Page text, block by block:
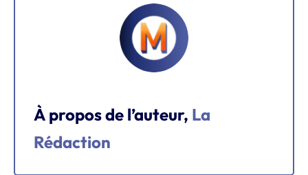
À propos de l’auteur, La
Rédaction